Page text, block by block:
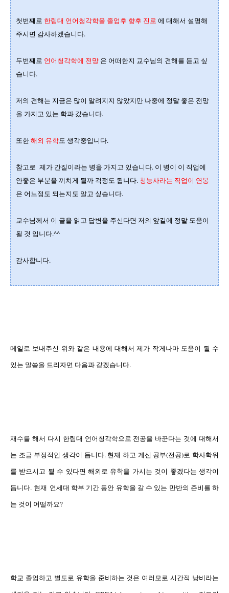
첫번째로 한림대 언어청각학을 졸업후 향후 진로 에 대해서 설명해
주시면 감사하겠습니다.
두번째로 언어청각학에 전망 은 어떠한지 교수님의 견해를 듣고 싶
습니다.
저의 견해는 지금은 많이 알려지지 않았지만 나중에 정말 좋은 전망
을 가지고 있는 학과 갔습니다.
또한해외 유학도 생각중입니다.
참고로 제가 간질이라는 병을 가지고 있습니다. 이 병이 이 직업에
안좋은 부분을 끼치게 될까 걱정도 됩니다. 청능사라는 직업이 연봉
은 어느정도 되는지도 알고 싶습니다.
교수님께서 이 글을 읽고 답변을 주신다면 저의 앞길에 정말 도움이
될 것 입니다.^^
감사합니다.
메일로 보내주신 위와 같은 내용에 대해서 제가 작게나마 도움이 될 수
있는 말씀을 드리자면 다음과 같겠습니다.
재수를 해서 다시 한림대 언어청각학으로 전공을 바꾼다는 것에 대해서
는 조금 부정적인 생각이 듭니다. 현재 하고 계신 공부(전공)로 학사학위
를 받으시고 될 수 있다면 해외로 유학을 가시는 것이 좋겠다는 생각이
듭니다. 현재 연세대 학부 기간 동안 유학을 갈 수 있는 만반의 준비를 하
는 것이 어떨까요?
학교 졸업하고 별도로 유학을 준비하는 것은 여러모로 시간적 낭비라는